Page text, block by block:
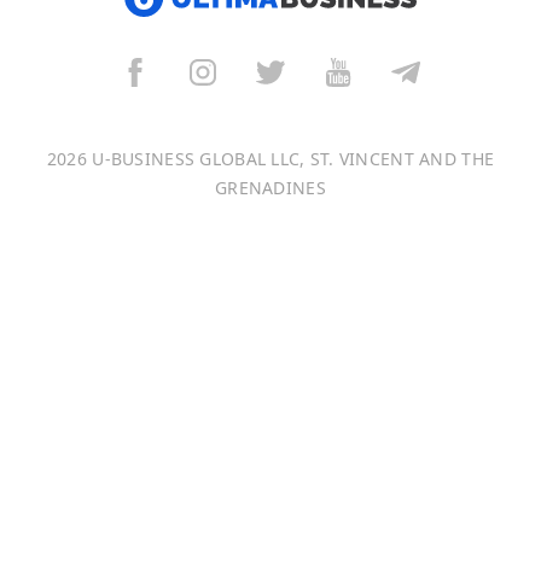
Français
2026 U-BUSINESS GLOBAL LLC, ST. VINCENT AND THE
GRENADINES